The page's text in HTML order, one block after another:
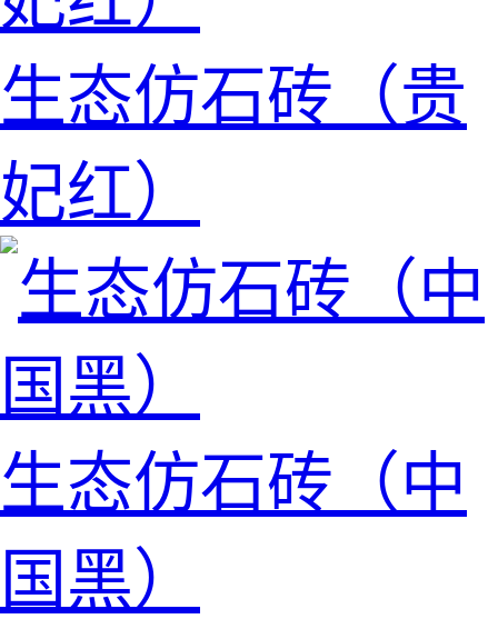
生态仿石砖（贵
妃红）
生态仿石砖（中
国黑）